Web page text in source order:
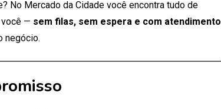
No Mercado da Cidade você encontra tudo de
você — sem filas, sem espera e com atendimento
negócio.